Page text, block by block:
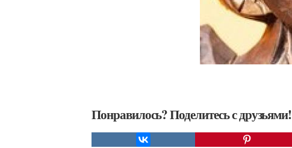
Понравилось? Поделитесь с друзьями!